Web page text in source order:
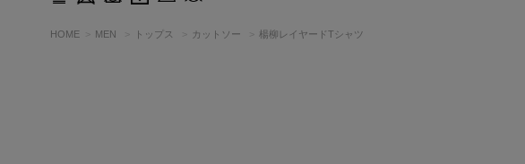
HOME MEN トップス カットソー 楊柳レイヤードTシャツ